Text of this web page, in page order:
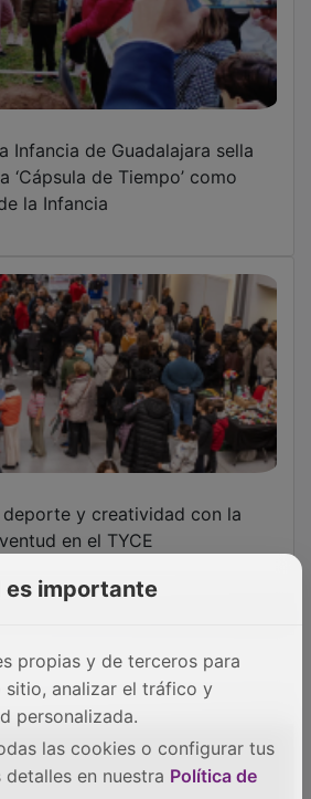
‘Cápsula de Tiempo’ como
la Infancia
en el TYCE
es importante
propias y de terceros para
sitio, analizar el tráfico y
personalizada.
las cookies o configurar tus
en nuestra Política de